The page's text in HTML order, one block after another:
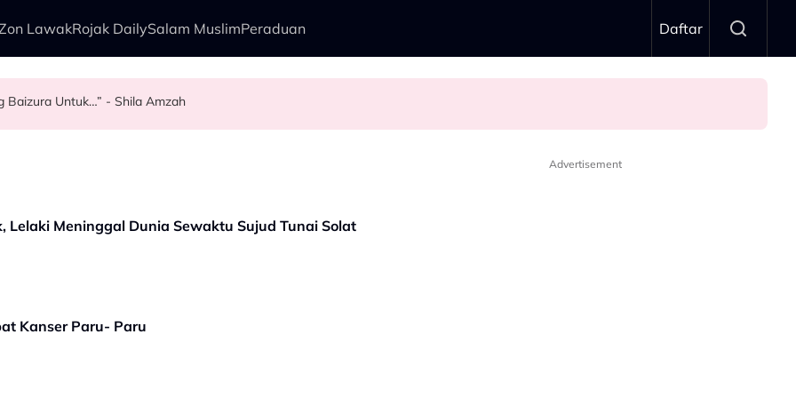
LawakRojak DailySalam MuslimPeraduan Daftar
Hubungan Sebenar Dengan Idris Khan
Baizura Untuk…” - Shila Amzah
Suka Bawa Watak Jahat - “Tak Semestinya Hero Saja Menyerlah…”
Di Dewan Filharmonik Petronas
Lelaki Meninggal Dunia Sewaktu Sujud Tunai Solat
Kanser Paru- Paru
Advertisement